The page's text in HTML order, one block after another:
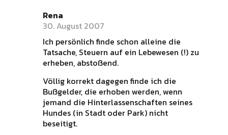
Rena
30. August 2007
Ich persönlich finde schon alleine die
Tatsache, Steuern auf ein Lebewesen (!) zu
erheben, abstoßend.
Völlig korrekt dagegen finde ich die
Bußgelder, die erhoben werden, wenn
jemand die Hinterlassenschaften seines
Hundes (in Stadt oder Park) nicht
beseitigt.